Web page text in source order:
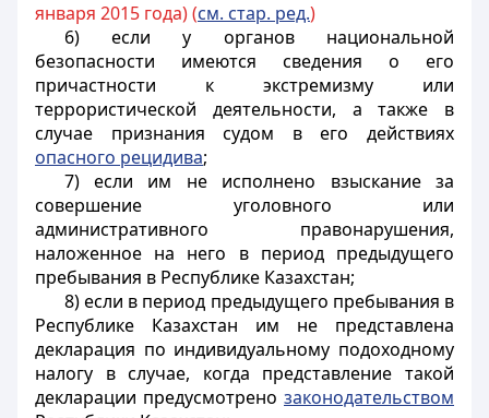
января 2015 года) (см. стар. ред.)
6) если у органов национальной
безопасности имеются сведения о его
причастности к экстремизму или
террористической деятельности, а также в
случае признания судом в его действиях
опасного рецидива;
7) если им не исполнено взыскание за
совершение уголовного или
административного правонарушения,
наложенное на него в период предыдущего
пребывания в Республике Казахстан;
8) если в период предыдущего пребывания в
Республике Казахстан им не представлена
декларация по индивидуальному подоходному
налогу в случае, когда представление такой
декларации предусмотрено законодательством